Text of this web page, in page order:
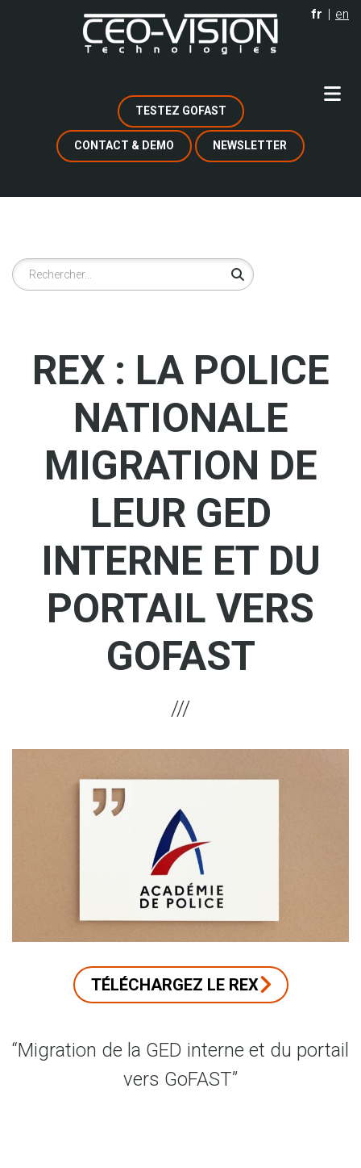
fr en
TESTEZ GOFAST
CONTACT & DEMO NEWSLETTER
Rechercher
REX : LA POLICE
NATIONALE
MIGRATION DE
LEUR GED
INTERNE ET DU
PORTAIL VERS
GOFAST
TÉLÉCHARGEZ LE REX
“Migration de la GED interne et du portail
vers GoFAST”